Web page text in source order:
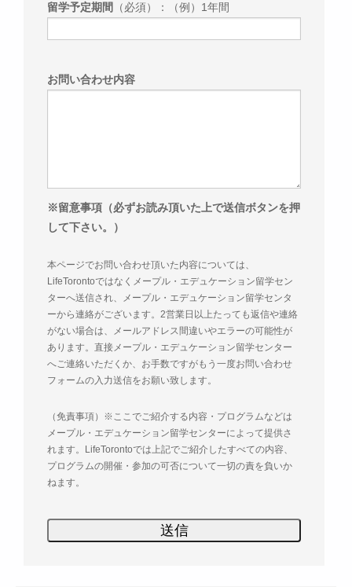
留学予定期間 （必須）：（例）1年間
お問い合わせ内容
※留意事項（必ずお読み頂いた上で送信ボタンを押
して下さい。）
本ページでお問い合わせ頂いた内容については、
LifeTorontoではなくメープル・エデュケーション留学セン
ターへ送信され、メープル・エデュケーション留学センタ
ーから連絡がございます。2営業日以上たっても返信や連絡
がない場合は、メールアドレス間違いやエラーの可能性が
あります。直接メープル・エデュケーション留学センター
へご連絡いただくか、お手数ですがもう一度お問い合わせ
フォームの入力送信をお願い致します。
（免責事項）※ここでご紹介する内容・プログラムなどは
メープル・エデュケーション留学センターによって提供さ
れます。LifeTorontoでは上記でご紹介したすべての内容、
プログラムの開催・参加の可否について一切の責を負いか
ねます。